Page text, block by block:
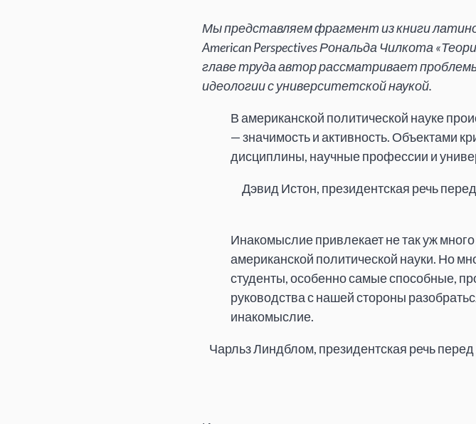
Мы представляем фрагмент из книги
American PerspectivesРональда Чилкота
главе труда автор рассматривает
идеологии с университетской наукой.
В американской политической науке
— значимость и активность. Объектами
дисциплины, научные профессии и
Дэвид Истон, президентская речь
Инакомыслие привлекает не так уж
американской политической науки. Но
студенты, особенно самые способные,
руководства с нашей стороны
инакомыслие.
Чарльз Линдблом, президентская речь